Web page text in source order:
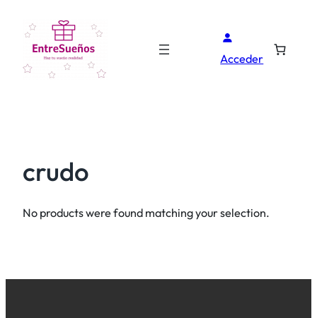
Acceder
crudo
No products were found matching your selection.